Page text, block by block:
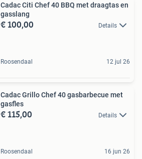
Cadac Citi Chef 40 BBQ met draagtas en
gasslang
€ 100,00 Details
Roosendaal 12 jul 26
Cadac Grillo Chef 40 gasbarbecue met
gasfles
€ 115,00 Details
Roosendaal 16 jun 26